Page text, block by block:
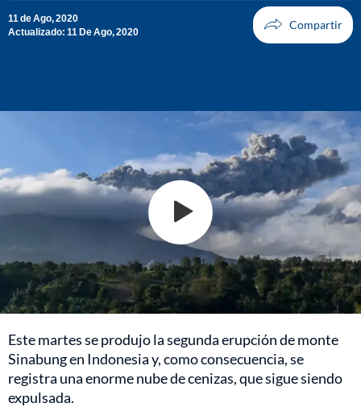
11 de Ago, 2020
Actualizado: 11 De Ago, 2020
Este martes se produjo la segunda erupción de monte
Sinabung en Indonesia y, como consecuencia, se
registra una enorme nube de cenizas, que sigue siendo
expulsada.